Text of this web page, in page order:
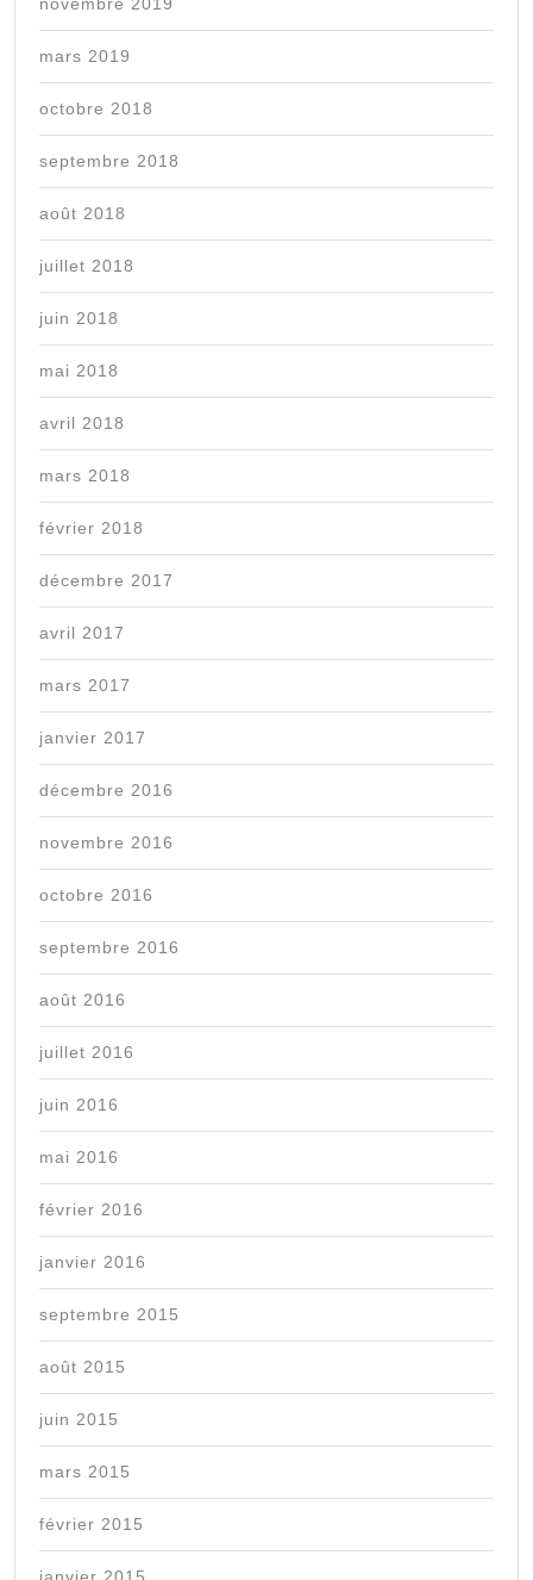
mars 2019
octobre 2018
septembre 2018
août 2018
juillet 2018
juin 2018
mai 2018
avril 2018
mars 2018
février 2018
décembre 2017
avril 2017
mars 2017
janvier 2017
décembre 2016
novembre 2016
octobre 2016
septembre 2016
août 2016
juillet 2016
juin 2016
mai 2016
février 2016
janvier 2016
septembre 2015
août 2015
juin 2015
mars 2015
février 2015
janvier 2015